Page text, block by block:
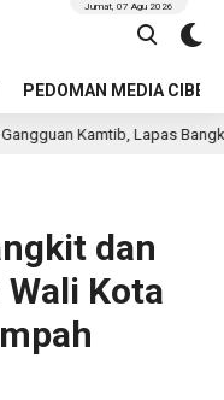
PEDOMAN MEDIA CIBER
Jumat, 07 Agu 2026
Lapas Bangkinang Gelar
dan
Kota